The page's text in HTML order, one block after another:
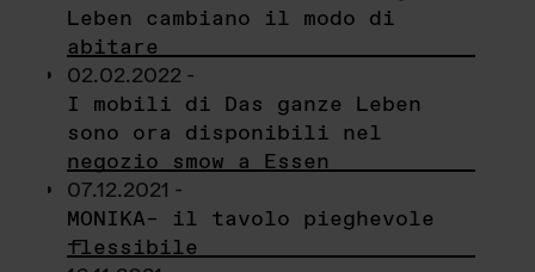
Leben cambiano il modo di
abitare
02.02.2022 -
I mobili di Das ganze Leben
sono ora disponibili nel
negozio smow a Essen
07.12.2021 -
MONIKA– il tavolo pieghevole
flessibile